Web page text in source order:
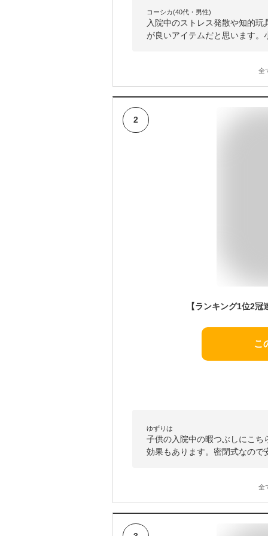
コーシカ(40代・男性)
入院中のストレス発散や知的
が良いアイテムだと思います。
全
2
こ
ゆずりは
子供の入院中の暇つぶしにこ
効果もあります。密閉式なの
全